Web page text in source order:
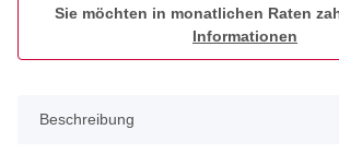
Sie möchten in monatlichen Raten
Informationen
Beschreibung